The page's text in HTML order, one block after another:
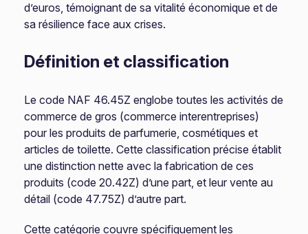
d’euros, témoignant de sa vitalité économique et de
sa résilience face aux crises.
Définition et classification
Le code NAF 46.45Z englobe toutes les activités de
commerce de gros (commerce interentreprises)
pour les produits de parfumerie, cosmétiques et
articles de toilette. Cette classification précise établit
une distinction nette avec la fabrication de ces
produits (code 20.42Z) d’une part, et leur vente au
détail (code 47.75Z) d’autre part.
Cette catégorie couvre spécifiquement les